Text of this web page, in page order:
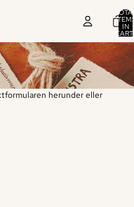
IN
herunder eller